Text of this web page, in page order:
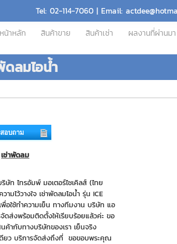
Tel: 02-114-7060 | Email:
หน้าหลัก
สินค้าขาย สินค้าเช่า ผลงานที่ผ่านมา
ลมไอน้ำ
เช่าพัดลม
ษัท ไทรอัมพ์ มอเตอร์ไชเคิลส์ (ไทย
ามไว้วางใจ เช่าพัดลมไอน้ำ รุ่น ICE
อใช้ทำความเย็น ทางทีมงาน บริษัท แอ
ดส่งพร้อมติดตั้งให้เรียบร้อยแล้วค่ะ ขอ
ากับทางบริษัทของเรา เย็นจริง
ยว บริการจัดส่งถึงที่ ขอขอบพระคุณ